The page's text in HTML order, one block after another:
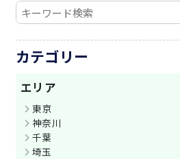
キ
ー
ワ
ー
検
索
カテゴリー
エリア
東京
神奈川
千葉
埼玉